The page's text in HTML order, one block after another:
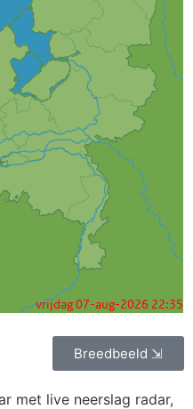
Breedbeeld ⇲
met live neerslag radar,